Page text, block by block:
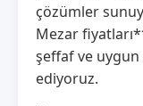
çözümler
Mezar
şeffaf ve
ediyoruz.